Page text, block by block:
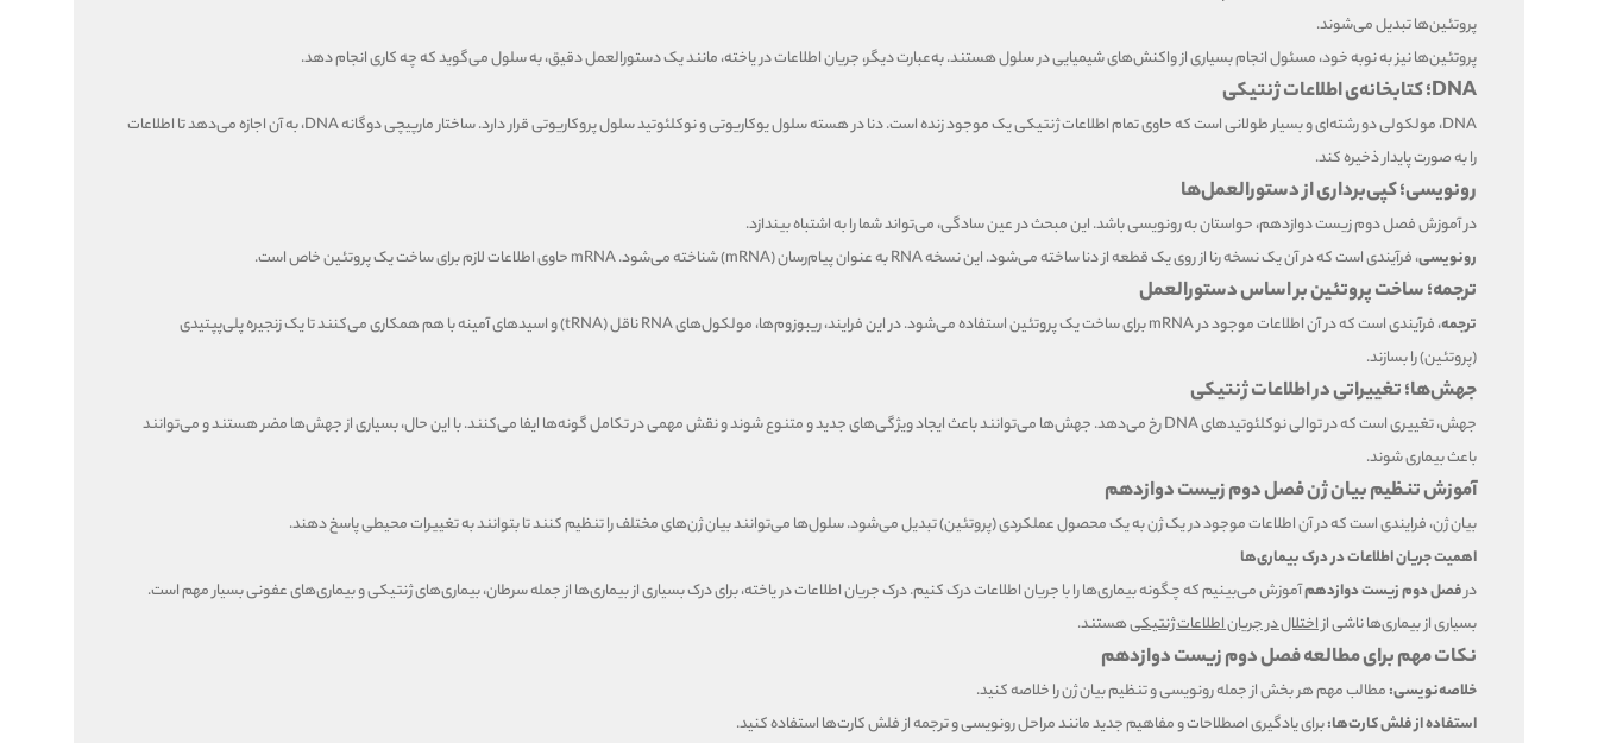
پروتئین‌ها تبدیل می‌شوند.
پروتئین‌ها نیز به نوبه خود، مسئول انجام بسیاری از واکنش‌های شیمیایی در سلول هستند. به‌عبارت دیگر، جریان اطلاعات در یاخته، مانند یک دستورالعمل دقیق، به سلول می‌گوید که چه کاری انجام دهد.
DNA؛ کتابخانه‌ی اطلاعات ژنتیکی
DNA، مولکولی دو رشته‌ای و بسیار طولانی است که حاوی تمام اطلاعات ژنتیکی یک موجود زنده است. دنا در هسته سلول یوکاریوتی و نوکلئوتید سلول پروکاریوتی قرار دارد. ساختار مارپیچی دوگانه DNA، به آن اجازه می‌دهد تا اطلاعات
را به صورت پایدار ذخیره کند.
رونویسی؛ کپی‌برداری از دستورالعمل‌ها
در آموزش فصل دوم زیست دوازدهم، حواستان به رونویسی باشد. این مبحث در عین سادگی، می‌تواند شما را به اشتباه بیندازد.
رونویسی، فرآیندی است که در آن یک نسخه رنا از روی یک قطعه از دنا ساخته می‌شود. این نسخه RNA به عنوان پیام‌رسان (mRNA) شناخته می‌شود. mRNA حاوی اطلاعات لازم برای ساخت یک پروتئین خاص است.
ترجمه؛ ساخت پروتئین بر اساس دستورالعمل
ترجمه
، فرآیندی است که در آن اطلاعات موجود در mRNA برای ساخت یک پروتئین استفاده می‌شود. در این فرایند، ریبوزوم‌ها، مولکول‌های RNA ناقل (tRNA) و اسیدهای آمینه با هم همکاری می‌کنند تا یک زنجیره پلی‌پپتیدی
(پروتئین) را بسازند.
جهش‌ها؛ تغییراتی در اطلاعات ژنتیکی
جهش، تغییری است که در توالی نوکلئوتیدهای DNA رخ می‌دهد. جهش‌ها می‌توانند باعث ایجاد ویژگی‌های جدید و متنوع شوند و نقش مهمی در تکامل گونه‌ها ایفا می‌کنند. با این حال، بسیاری از جهش‌ها مضر هستند و می‌توانند
باعث بیماری شوند.
آموزش تنظیم بیان ژن فصل دوم زیست دوازدهم
بیان ژن، فرایندی است که در آن اطلاعات موجود در یک ژن به یک محصول عملکردی (پروتئین) تبدیل می‌شود. سلول‌ها می‌توانند بیان ژن‌های مختلف را تنظیم کنند تا بتوانند به تغییرات محیطی پاسخ دهند.
اهمیت جریان اطلاعات در درک بیماری‌ها
درفصل دوم زیست دوازدهمآموزش می‌بینیم که چگونه بیماری‌ها را با جریان اطلاعات درک کنیم. درک جریان اطلاعات در یاخته، برای درک بسیاری از بیماری‌ها از جمله سرطان، بیماری‌های ژنتیکی و بیماری‌های عفونی بسیار مهم است.
بسیاری از بیماری‌ها ناشی ازاختلال در جریان اطلاعات ژنتیکیهستند.
نکات مهم برای مطالعه فصل دوم زیست دوازدهم
خلاصه‌نویسی:مطالب مهم هر بخش از جمله رونویسی و تنظیم بیان ژن را خلاصه کنید.
استفاده از فلش کارت‌ها:برای یادگیری اصطلاحات و مفاهیم جدید مانند مراحل رونویسی و ترجمه از فلش کارت‌ها استفاده کنید.